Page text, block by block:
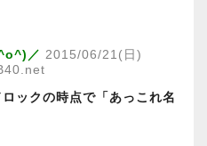
／ 2015/06/21(日)
ックの時点で「あっこれ名